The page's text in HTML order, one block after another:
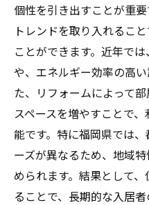
快適性向上のた
方
賃貸物件におけ
住み心地を左右
福岡県の気候に
ア
リフォームを成
スト
プロの視点から
個性を引き出すことが重
トレンドを取り入れるこ
ことができます。近年で
や、エネルギー効率の高
た、リフォームによって
スペースを増やすことで
能です。特に福岡県では
ーズが異なるため、地域
められます。結果として
ることで、長期的な入居者